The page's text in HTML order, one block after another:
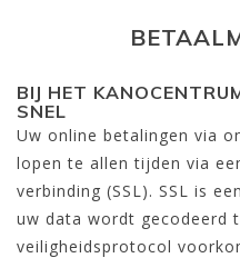
BIJ HET
SNEL
Uw online betalingen via
lopen te allen tijden via
verbinding (SSL). SSL is
uw data wordt gecodeerd
veiligheidsprotocol